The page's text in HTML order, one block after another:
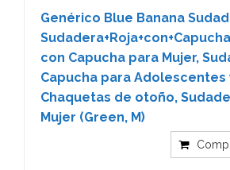
Genérico Blue Banana
con Capucha para Mujer,
Capucha para Adolescentes
Chaquetas de otoño,
Mujer (Green, M)